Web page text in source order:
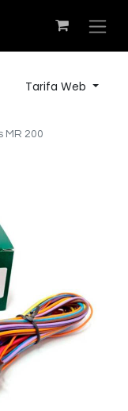
Tarifa Web
MR 200